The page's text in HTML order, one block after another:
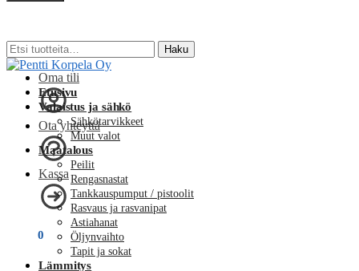
Etsi: Haku
Oma tili
Ota yhteyttä
Kassa
0
Etsi: Haku
Etusivu
Valaistus ja sähkö
Sähkötarvikkeet
Muut valot
Maatalous
Peilit
Rengasnastat
Tankkauspumput / pistoolit
Rasvaus ja rasvanipat
Astiahanat
Öljynvaihto
Tapit ja sokat
Lämmitys